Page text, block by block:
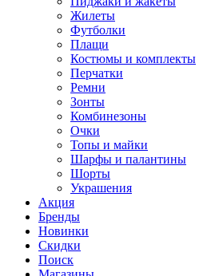
Жилеты
Футболки
Плащи
Костюмы и комплекты
Перчатки
Ремни
Зонты
Комбинезоны
Очки
Топы и майки
Шарфы и палантины
Шорты
Украшения
Акция
Бренды
Новинки
Скидки
Поиск